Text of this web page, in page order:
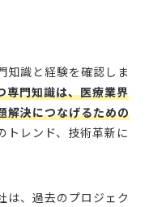
知識と経験を確認しま
専門知識は、医療業界
解決につなげるための
トレンド、技術革新に
は、過去のプロジェク